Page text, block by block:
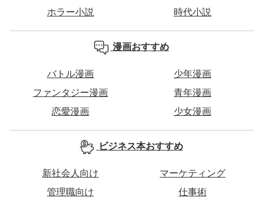
ホラー小説
時代小説
漫画おすすめ
バトル漫画
少年漫画
ファンタジー漫画
青年漫画
恋愛漫画
少女漫画
ビジネス本おすすめ
新社会人向け
マーケティング
管理職向け
仕事術